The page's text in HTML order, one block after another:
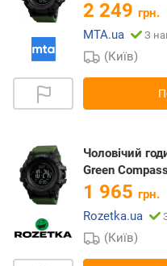
2 249 грн.
MTA.ua
З
(Київ)
Чоловічий
Green Compass
1 965 грн.
Rozetka.ua
(Київ)